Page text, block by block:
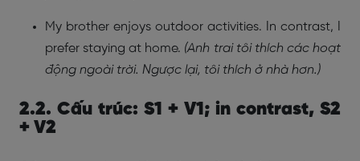
My brother enjoys outdoor activities. In contrast, I
prefer staying at home. (Anh trai tôi thích các hoạt
động ngoài trời. Ngược lại, tôi thích ở nhà hơn.)
2.2. Cấu trúc: S1 + V1; in contrast, S2
+ V2